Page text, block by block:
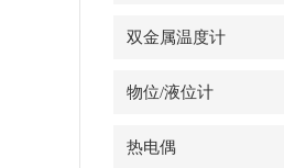
双金属温度计
物位/液位计
热电偶